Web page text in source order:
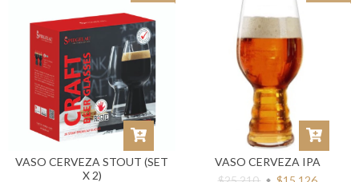
VASO CERVEZA STOUT (SET
X 2)
VASO CERVEZA IPA